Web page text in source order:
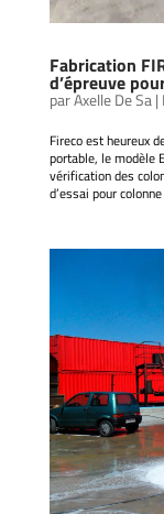
Fabrication
d’épreuve
parAxelle De Sa|
Fireco est heureux
portable, le modèle
vérification des
d’essai pour